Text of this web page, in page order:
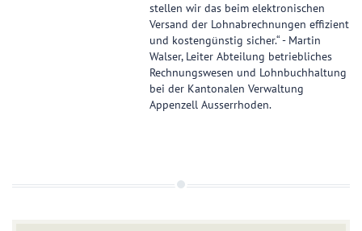
stellen wir das beim elektronischen
Versand der Lohnabrechnungen effizient
und kostengünstig sicher.“ - Martin
Walser, Leiter Abteilung betriebliches
Rechnungswesen und Lohnbuchhaltung
bei der Kantonalen Verwaltung
Appenzell Ausserrhoden.